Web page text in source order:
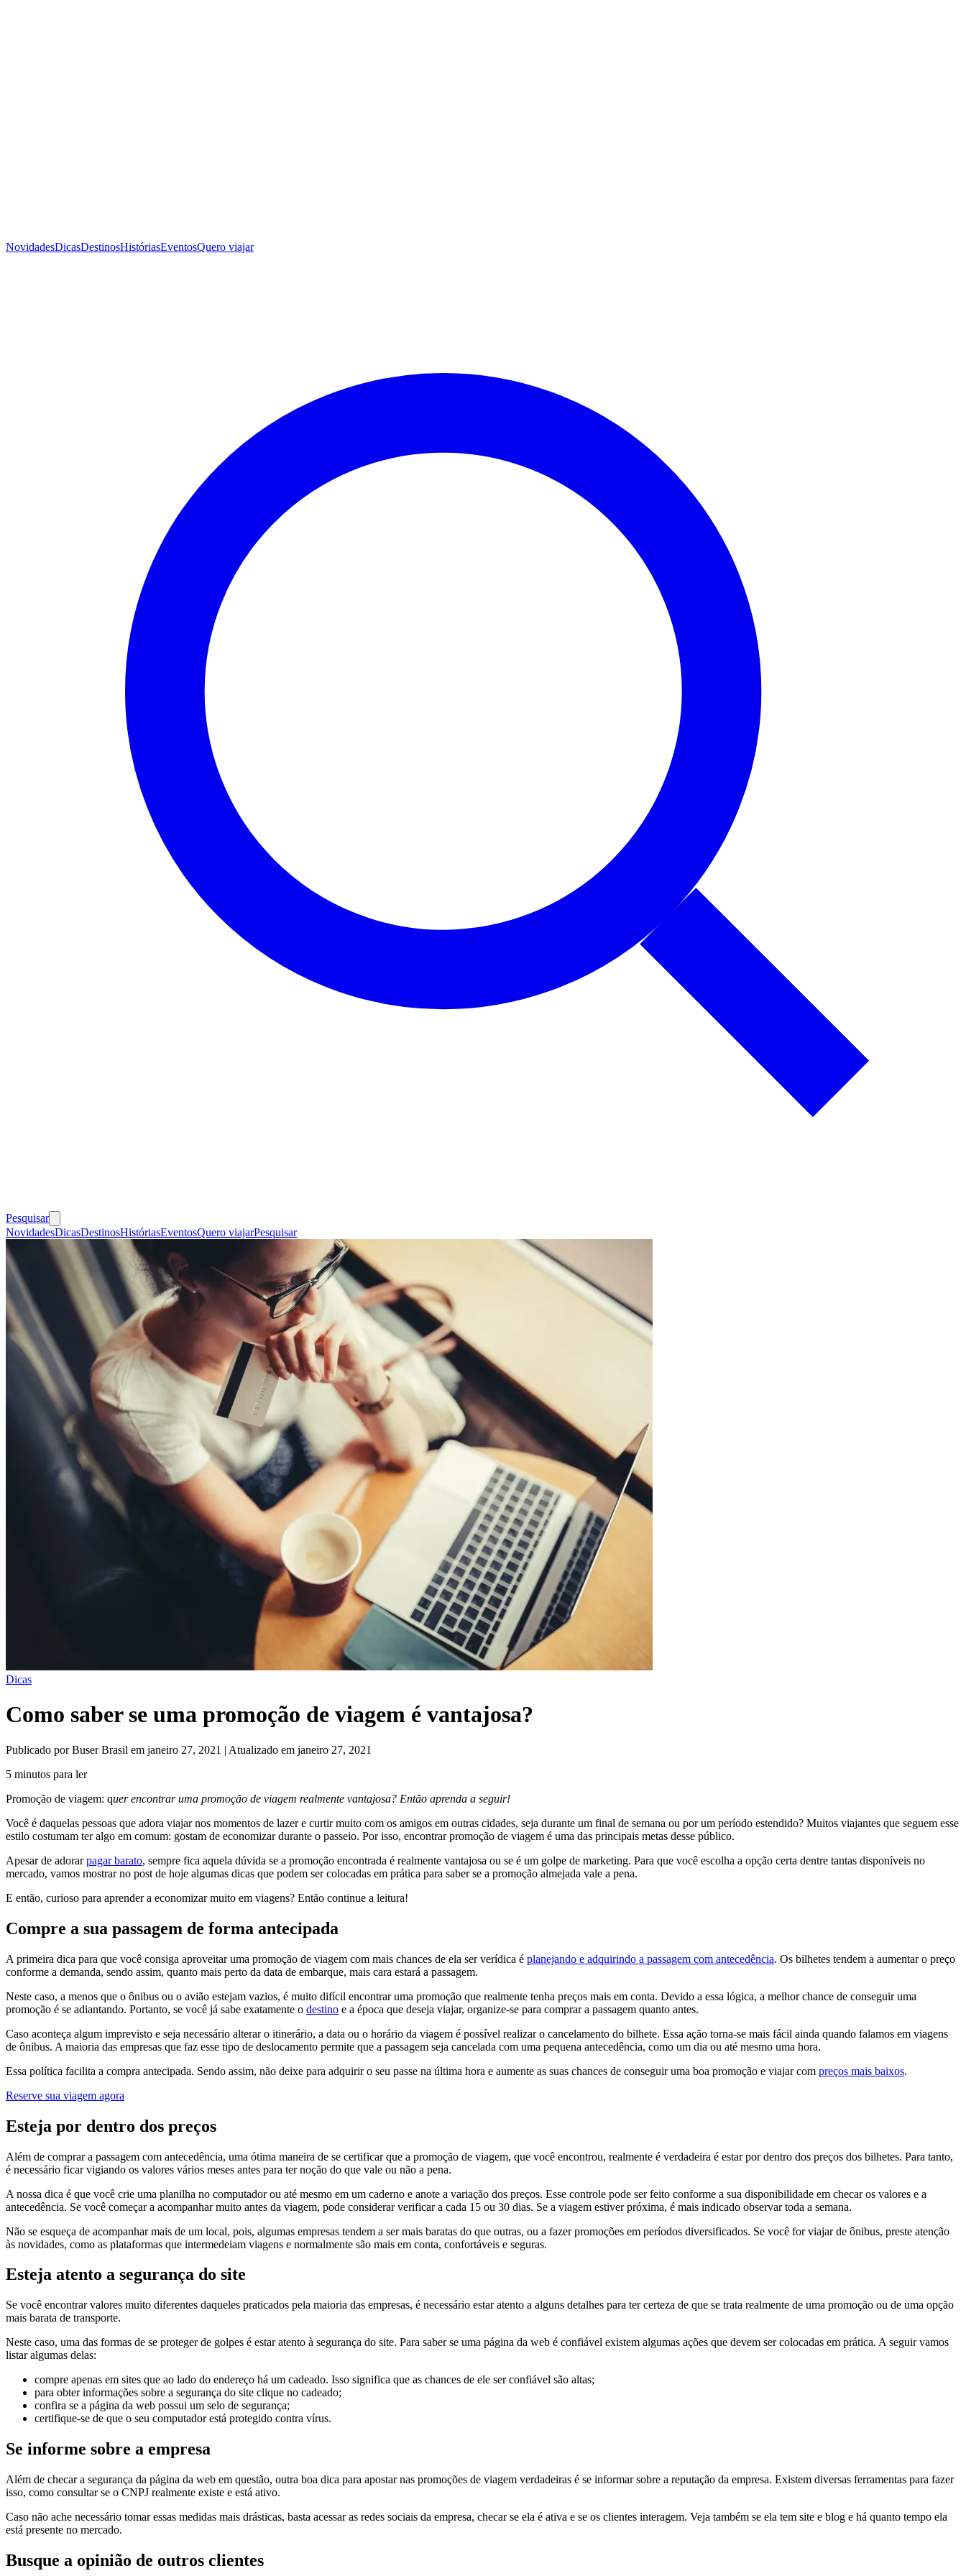
NovidadesDicasDestinosHistóriasEventosQuero viajar
Pesquisar
NovidadesDicasDestinosHistóriasEventosQuero viajarPesquisar
Dicas
Como saber se uma promoção de viagem é vantajosa?
Publicado por Buser Brasil em janeiro 27, 2021 | Atualizado em janeiro 27, 2021
5 minutos para ler
Promoção de viagem: quer encontrar uma promoção de viagem realmente vantajosa? Então aprenda a seguir!
Você é daquelas pessoas que adora viajar nos momentos de lazer e curtir muito com os amigos em outras cidades, seja durante um final de semana ou por um período estendido? Muitos viajantes que seguem esse
estilo costumam ter algo em comum: gostam de economizar durante o passeio. Por isso, encontrar promoção de viagem é uma das principais metas desse público.
Apesar de adorarpagar barato, sempre fica aquela dúvida se a promoção encontrada é realmente vantajosa ou se é um golpe de marketing. Para que você escolha a opção certa dentre tantas disponíveis no
mercado, vamos mostrar no post de hoje algumas dicas que podem ser colocadas em prática para saber se a promoção almejada vale a pena.
E então, curioso para aprender a economizar muito em viagens? Então continue a leitura!
Compre a sua passagem de forma antecipada
A primeira dica para que você consiga aproveitar uma promoção de viagem com mais chances de ela ser verídica é planejando e adquirindo a passagem com antecedência. Os bilhetes tendem a aumentar o preço
conforme a demanda, sendo assim, quanto mais perto da data de embarque, mais cara estará a passagem.
Neste caso, a menos que o ônibus ou o avião estejam vazios, é muito difícil encontrar uma promoção que realmente tenha preços mais em conta. Devido a essa lógica, a melhor chance de conseguir uma
promoção é se adiantando. Portanto, se você já sabe exatamente o destino e a época que deseja viajar, organize-se para comprar a passagem quanto antes.
Caso aconteça algum imprevisto e seja necessário alterar o itinerário, a data ou o horário da viagem é possível realizar o cancelamento do bilhete. Essa ação torna-se mais fácil ainda quando falamos em viagens
de ônibus. A maioria das empresas que faz esse tipo de deslocamento permite que a passagem seja cancelada com uma pequena antecedência, como um dia ou até mesmo uma hora.
Essa política facilita a compra antecipada. Sendo assim, não deixe para adquirir o seu passe na última hora e aumente as suas chances de conseguir uma boa promoção e viajar com preços mais baixos.
Reserve sua viagem agora
Esteja por dentro dos preços
Além de comprar a passagem com antecedência, uma ótima maneira de se certificar que a promoção de viagem, que você encontrou, realmente é verdadeira é estar por dentro dos preços dos bilhetes. Para tanto,
é necessário ficar vigiando os valores vários meses antes para ter noção do que vale ou não a pena.
A nossa dica é que você crie uma planilha no computador ou até mesmo em um caderno e anote a variação dos preços. Esse controle pode ser feito conforme a sua disponibilidade em checar os valores e a
antecedência. Se você começar a acompanhar muito antes da viagem, pode considerar verificar a cada 15 ou 30 dias. Se a viagem estiver próxima, é mais indicado observar toda a semana.
Não se esqueça de acompanhar mais de um local, pois, algumas empresas tendem a ser mais baratas do que outras, ou a fazer promoções em períodos diversificados. Se você for viajar de ônibus, preste atenção
às novidades, como as plataformas que intermedeiam viagens e normalmente são mais em conta, confortáveis e seguras.
Esteja atento a segurança do site
Se você encontrar valores muito diferentes daqueles praticados pela maioria das empresas, é necessário estar atento a alguns detalhes para ter certeza de que se trata realmente de uma promoção ou de uma opção
mais barata de transporte.
Neste caso, uma das formas de se proteger de golpes é estar atento à segurança do site. Para saber se uma página da web é confiável existem algumas ações que devem ser colocadas em prática. A seguir vamos
listar algumas delas:
compre apenas em sites que ao lado do endereço há um cadeado. Isso significa que as chances de ele ser confiável são altas;
para obter informações sobre a segurança do site clique no cadeado;
confira se a página da web possui um selo de segurança;
certifique-se de que o seu computador está protegido contra vírus.
Se informe sobre a empresa
Além de checar a segurança da página da web em questão, outra boa dica para apostar nas promoções de viagem verdadeiras é se informar sobre a reputação da empresa. Existem diversas ferramentas para fazer
isso, como consultar se o CNPJ realmente existe e está ativo.
Caso não ache necessário tomar essas medidas mais drásticas, basta acessar as redes sociais da empresa, checar se ela é ativa e se os clientes interagem. Veja também se ela tem site e blog e há quanto tempo ela
está presente no mercado.
Busque a opinião de outros clientes